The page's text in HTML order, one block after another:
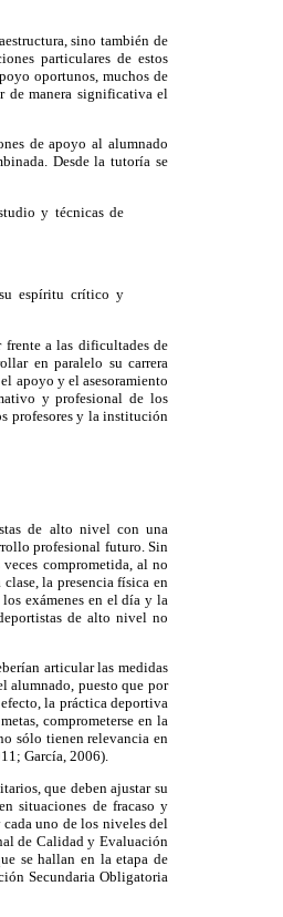
sino también de
particulares de estos
oportunos, muchos de
de manera significativa el
de apoyo al alumnado
Desde la tutoría se
y técnicas de
espíritu crítico y
frente a las dificultades de
en paralelo su carrera
apoyo y el asesoramiento
y profesional de los
profesores y la institución
de alto nivel con una
profesional futuro. Sin
comprometida, al no
la presencia física en
exámenes en el día y la
de alto nivel no
articular las medidas
alumnado, puesto que por
la práctica deportiva
comprometerse en la
sólo tienen relevancia en
García, 2006).
que deben ajustar su
situaciones de fracaso y
cada uno de los niveles del
de Calidad y Evaluación
se hallan en la etapa de
Secundaria Obligatoria